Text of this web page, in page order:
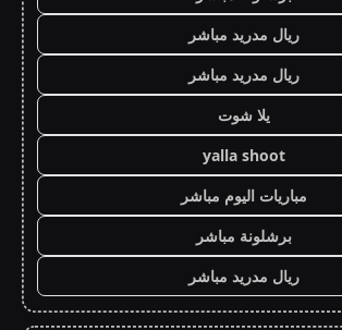
ريال مدريد مباشر
ريال مدريد مباشر
يلا شوت
yalla shoot
مباريات اليوم مباشر
برشلونة مباشر
ريال مدريد مباشر